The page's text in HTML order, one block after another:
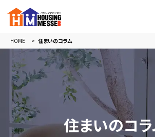
HOME 住まいのコラム
住まいのコ